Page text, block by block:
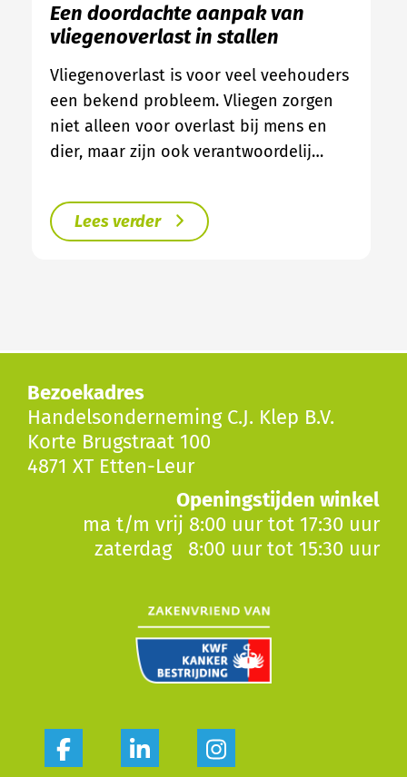
Een doordachte aanpak van
vliegenoverlast in stallen
Vliegenoverlast is voor veel veehouders
een bekend probleem. Vliegen zorgen
niet alleen voor overlast bij mens en
dier, maar zijn ook verantwoordelij…
Lees verder
Bezoekadres
Handelsonderneming C.J. Klep B.V.
Korte Brugstraat 100
4871 XT Etten-Leur
Openingstijden winkel
ma t/m vrij 8:00 uur tot 17:30 uur
zaterdag 8:00 uur tot 15:30 uur